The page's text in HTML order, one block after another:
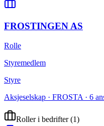
FROSTINGEN AS
Rolle
Styremedlem
Styre
Aksjeselskap · FROSTA · 6
Roller i bedrifter(1)